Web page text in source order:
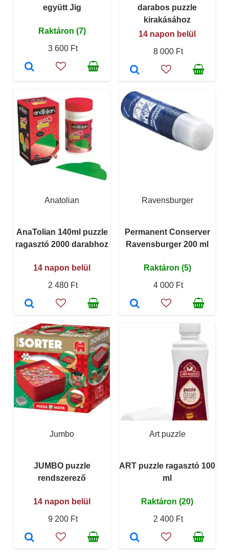
együtt Jig
Raktáron (7)
3 600 Ft
darabos puzzle
kirakásához
14 napon belül
8 000 Ft
Anatolian
AnaTolian 140ml puzzle
ragasztó 2000 darabhoz
14 napon belül
2 480 Ft
Ravensburger
Permanent Conserver
Ravensburger 200 ml
Raktáron (5)
4 000 Ft
Jumbo
JUMBO puzzle
rendszerező
14 napon belül
9 200 Ft
Art puzzle
ART puzzle ragasztó 100
ml
Raktáron (20)
2 400 Ft